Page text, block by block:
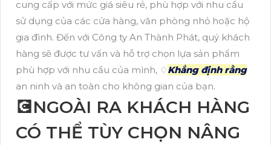
cung cấp với mức giá siêu rẻ, phù hợp với nhu cầu
sử dụng của các cửa hàng, văn phòng nhỏ hoặc hộ
gia đình. Đến với Công ty An Thành Phát, quý khách
hàng sẽ được tư vấn và hỗ trợ chọn lựa sản phẩm
phù hợp với nhu cầu của mình, ♢Khẳng định rằng
an ninh và an toàn cho không gian của bạn.
💽NGOÀI RA KHÁCH HÀNG
CÓ THỂ TÙY CHỌN NÂNG